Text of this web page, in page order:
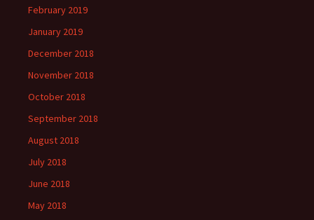
February 2019
January 2019
December 2018
November 2018
October 2018
September 2018
August 2018
July 2018
June 2018
May 2018